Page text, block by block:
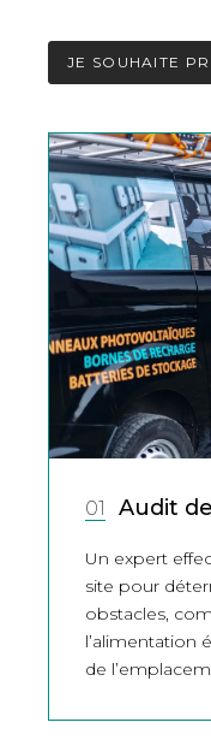
JE SOUHAITE
01 Audit
Un expert
site pour
obstacles,
l’alimentation
de